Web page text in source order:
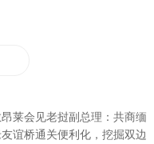
莱会见老挝副总理：共商缅
谊桥通关便利化，挖掘双边